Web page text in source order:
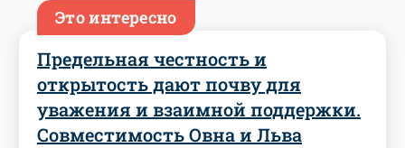
Это интересно
Предельная честность и
открытость дают почву для
уважения и взаимной поддержки.
Совместимость Овна и Льва